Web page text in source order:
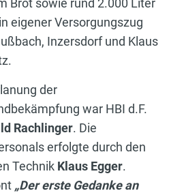
eigener Versorgungszug
Inzersdorf und Klaus
der
war HBI d.F.
Rachlinger. Die
erfolgte durch den
Technik Klaus Egger.
„Der erste Gedanke an